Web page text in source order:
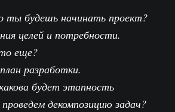
ты будешь начинать проект?
целей и потребности.
еще?
разработки.
будет этапность
декомпозицию задач?